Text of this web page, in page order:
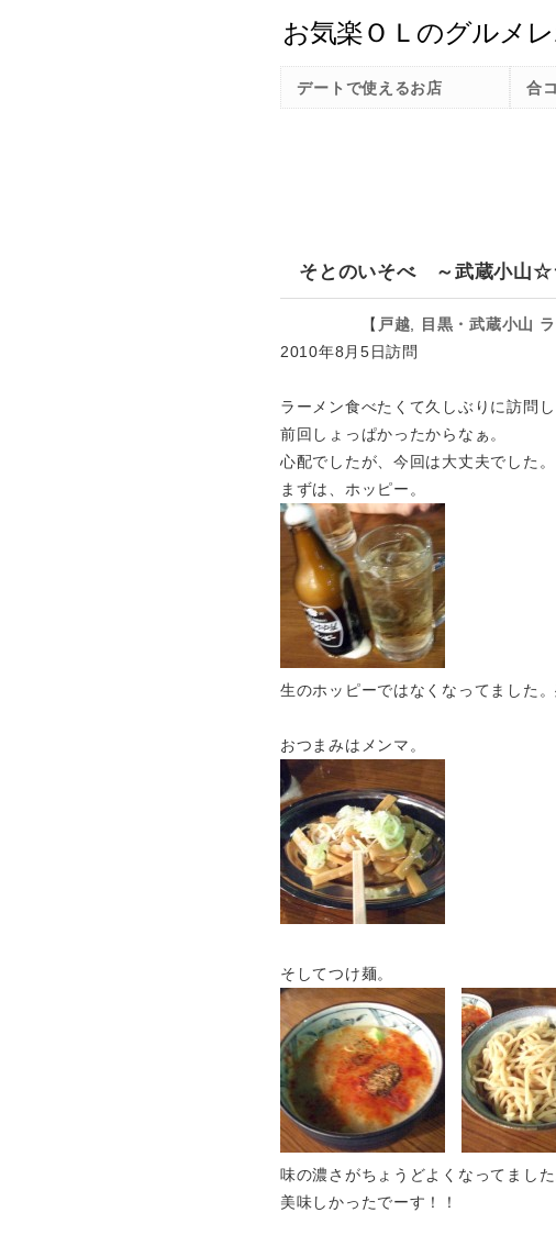
そとのいそべ ～武蔵小山☆
【 戸越, 目黒・武蔵小山
2010年8月5日訪問
ラーメン食べたくて久しぶりに訪問し
前回しょっぱかったからなぁ。
心配でしたが、今回は大丈夫でした。
まずは、ホッピー。
生のホッピーではなくなってました。
おつまみはメンマ。
そしてつけ麺。
味の濃さがちょうどよくなってました
美味しかったでーす！！
デートで使えるお店 合